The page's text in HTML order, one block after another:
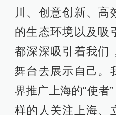
川、创意创新、高
的生态环境以及吸
都深深吸引着我们
舞台去展示自己。
界推广上海的“使者
样的人关注上海、